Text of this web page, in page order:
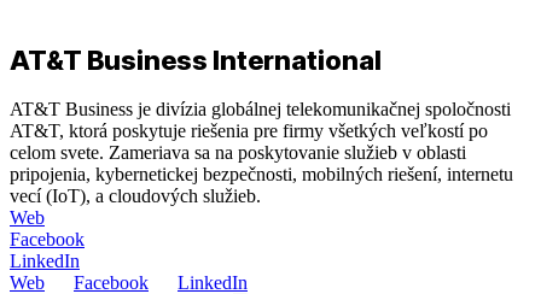
AT&T Business International
AT&T Business je divízia globálnej telekomunikačnej spoločnosti
AT&T, ktorá poskytuje riešenia pre firmy všetkých veľkostí po
celom svete. Zameriava sa na poskytovanie služieb v oblasti
pripojenia, kybernetickej bezpečnosti, mobilných riešení, internetu
vecí (IoT), a cloudových služieb.
Web
Facebook
LinkedIn
Web
Facebook LinkedIn